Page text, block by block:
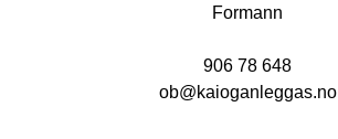
Formann
906 78 648
ob@kaioganleggas.no